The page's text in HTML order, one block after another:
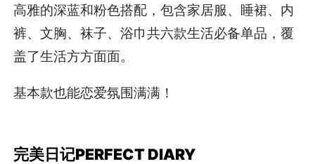
高雅的深蓝和粉色搭配，包含家居服、睡裙、内
裤、文胸、袜子、浴巾共六款生活必备单品，覆
盖了生活方方面面。
基本款也能恋爱氛围满满！
完美日记PERFECT DIARY